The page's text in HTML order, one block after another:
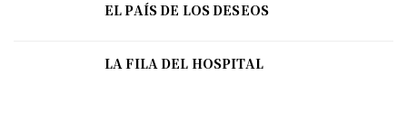
EL PAÍS DE LOS DESEOS
LA FILA DEL HOSPITAL